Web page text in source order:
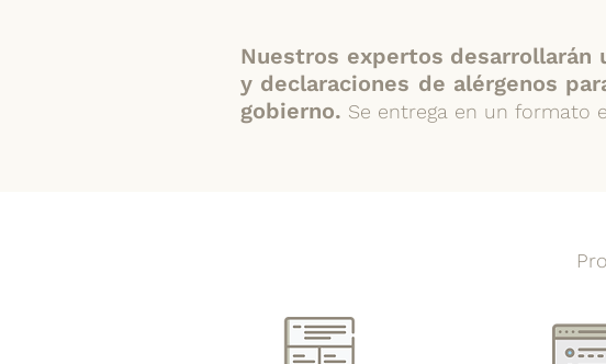
Nuestros expertos
y declaraciones de alérgenos
gobierno. Se entrega en un formato